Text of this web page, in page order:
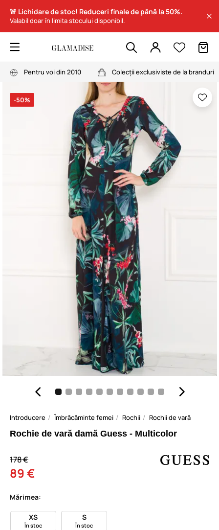
🚨 Lichidare de stoc! Reduceri finale de până la 50%.
Valabil doar în limita stocului disponibil.
Pentru voi din 2010 Colecții exclusiviste de la branduri
-50%
Introducere Îmbrăcăminte femei Rochii Rochii de vară
Rochie de vară damă Guess - Multicolor
178 €
89 €
Mărimea:
XS
În stoc
S
În stoc